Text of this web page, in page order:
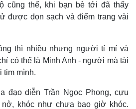
cũng thế, khi bạn bè tới đã thấy
được dọn sạch và điểm trang vài
thì nhiều nhưng người tỉ mỉ và
có thể là Minh Anh - người mà tài
tim mình.
đạo diễn Trần Ngọc Phong, cựu
khóc như chưa bao giờ khóc.